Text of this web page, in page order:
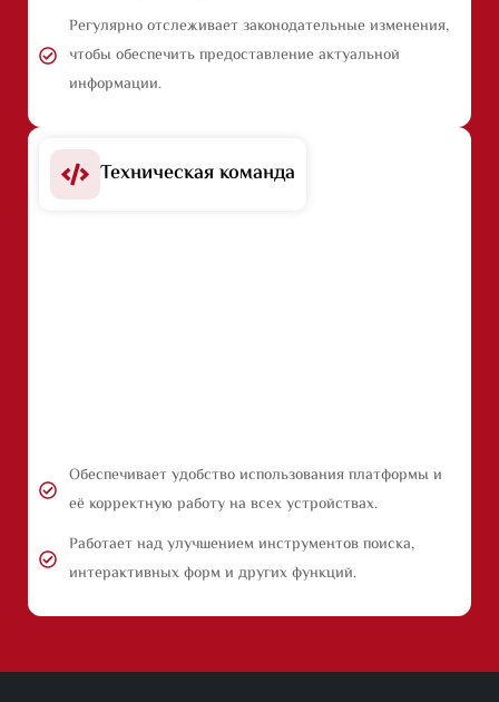
Регулярно отслеживает законодательные изменения,
чтобы обеспечить предоставление актуальной
информации.
Техническая команда
Обеспечивает удобство использования платформы и
её корректную работу на всех устройствах.
Работает над улучшением инструментов поиска,
интерактивных форм и других функций.